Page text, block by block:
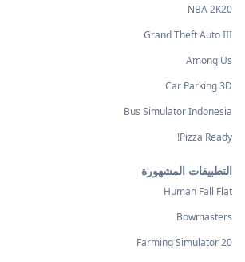
NBA 2K20
Grand Theft Auto III
Among Us
Car Parking 3D
Bus Simulator Indonesia
Pizza Ready!
التطبيقات المشهورة
Human Fall Flat
Bowmasters
Farming Simulator 20